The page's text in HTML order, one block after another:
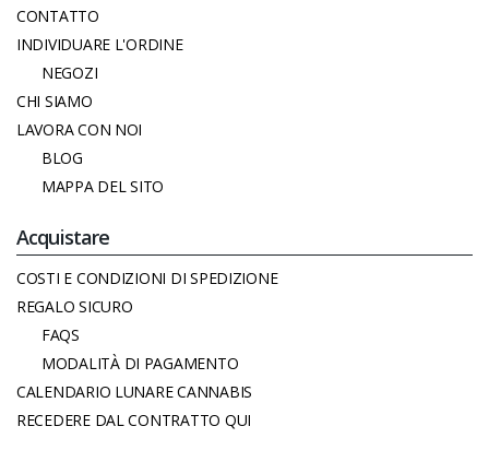
CONTATTO
INDIVIDUARE L'ORDINE
NEGOZI
CHI SIAMO
LAVORA CON NOI
BLOG
MAPPA DEL SITO
Acquistare
COSTI E CONDIZIONI DI SPEDIZIONE
REGALO SICURO
FAQS
MODALITÀ DI PAGAMENTO
CALENDARIO LUNARE CANNABIS
RECEDERE DAL CONTRATTO QUI